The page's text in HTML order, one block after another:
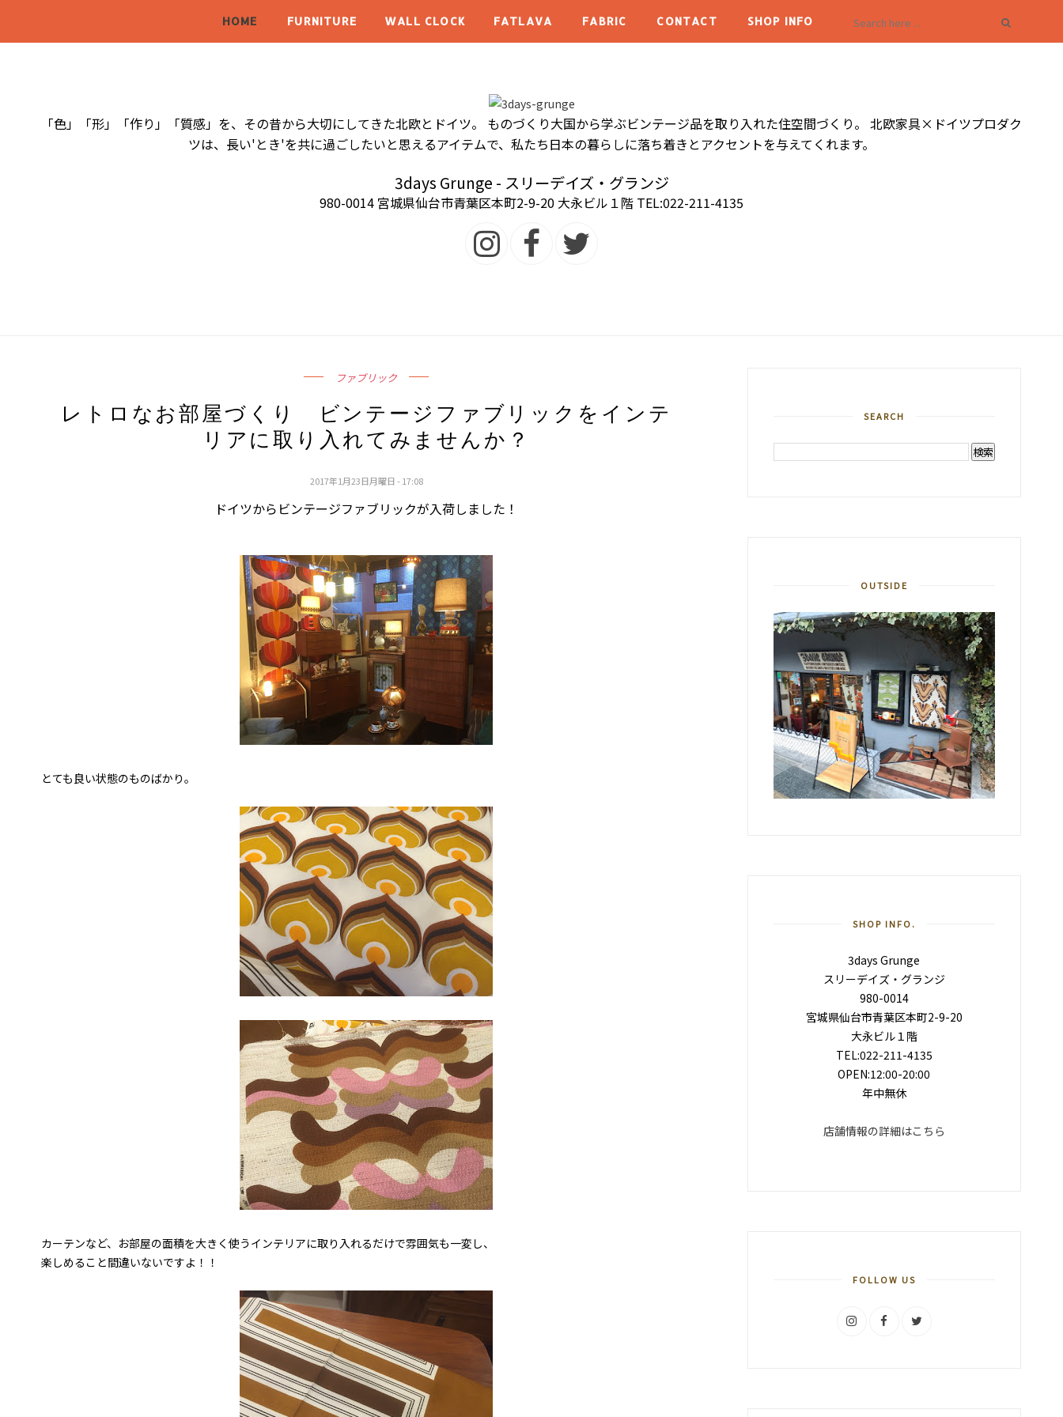
HOME FURNITURE WALL CLOCK FATLAVA FABRIC CONTACT SHOP INFO
「色」「形」「作り」「質感」を、その昔から大切にしてきた北欧とドイツ。 ものづくり大国から学ぶビンテージ品を取り入れた住空間づくり。 北欧家具×ドイツプロダク
ツは、長い'とき'を共に過ごしたいと思えるアイテムで、私たち日本の暮らしに落ち着きとアクセントを与えてくれます。
3days Grunge - スリーデイズ・グランジ
980-0014 宮城県仙台市青葉区本町2-9-20 大永ビル１階 TEL:022-211-4135
ファブリック
レトロなお部屋づくり ビンテージファブリックをインテ
リアに取り入れてみませんか？
2017年1月23日月曜日 - 17:08
ドイツからビンテージファブリックが入荷しました！
とても良い状態のものばかり。
カーテンなど、お部屋の面積を大きく使うインテリアに取り入れるだけで雰囲気も一変し、
楽しめること間違いないですよ！！
SEARCH
OUTSIDE
SHOP INFO.
3days Grunge
スリーデイズ・グランジ
980-0014
宮城県仙台市青葉区本町2-9-20
大永ビル１階
TEL:022-211-4135
OPEN:12:00-20:00
年中無休
店舗情報の詳細はこちら
FOLLOW US